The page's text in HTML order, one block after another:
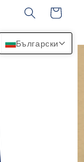
Количка
Български